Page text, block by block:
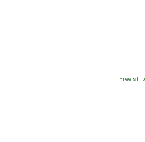
Free